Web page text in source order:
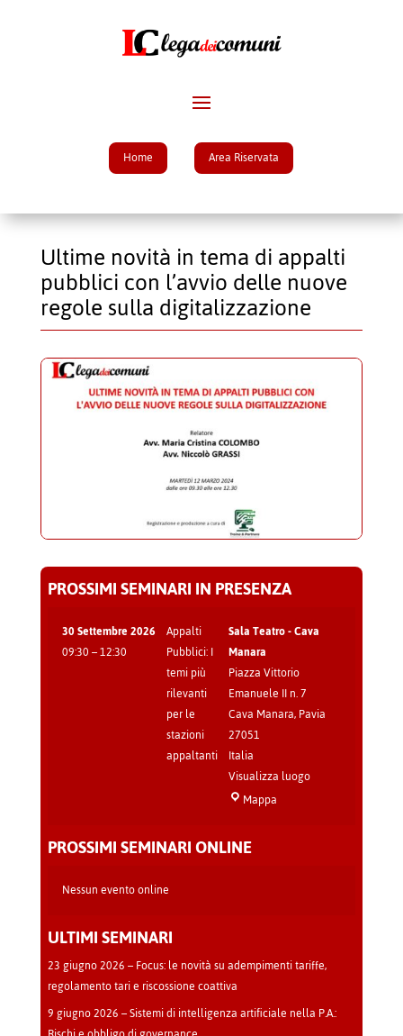
Home Area Riservata
Ultime novità in tema di appalti
pubblici con l’avvio delle nuove
regole sulla digitalizzazione
PROSSIMI SEMINARI IN PRESENZA
30 Settembre 2026
09:30–12:30
Appalti
Pubblici: I
temi più
rilevanti
per le
stazioni
appaltanti
Sala Teatro - Cava
Manara
Piazza Vittorio
Emanuele II n. 7
Cava Manara,Pavia
27051
Italia
Visualizza luogo
Mappa
PROSSIMI SEMINARI ONLINE
Nessun evento online
ULTIMI SEMINARI
23 giugno 2026 – Focus: le novità su adempimenti tariffe,
regolamento tari e riscossione coattiva
9 giugno 2026 – Sistemi di intelligenza artificiale nella P.A.: